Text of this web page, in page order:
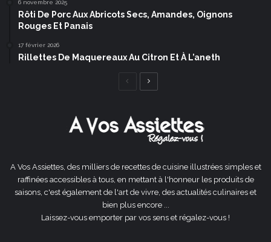
6 novembre 2025
Rôti De Porc Aux Abricots Secs, Amandes, Oignons
Rouges Et Panais
17 février 2026
Rillettes De Maquereaux Au Citron Et À L’aneth
Page
A Vos Assiettes, des milliers de recettes de cuisine illustrées simples et
raffinées accessibles à tous, en mettant à l'honneur les produits de
saisons, c'est également de l'art de vivre, des actualités culinaires et
bien plus encore ...
Laissez-vous emporter par vos sens et régalez-vous !